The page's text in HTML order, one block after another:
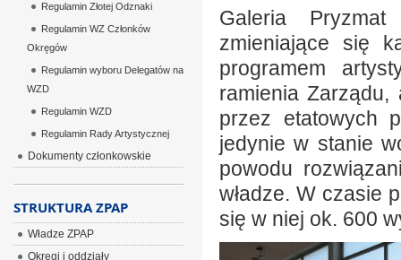
Galeria
zmieniające się
programem
ramienia Zarządu,
przez etatowych
jedynie w stanie
powodu
władze. W czasie
się w niej ok. 600
Regulamin Złotej Odznaki
Regulamin WZ Członków
Okręgów
Regulamin wyboru Delegatów na
WZD
Regulamin WZD
Regulamin Rady Artystycznej
Dokumenty członkowskie
STRUKTURA ZPAP
Władze ZPAP
Okręgi i oddziały